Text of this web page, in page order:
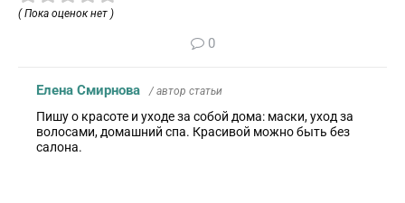
( Пока оценок нет )
0
Елена Смирнова / автор статьи
Пишу о красоте и уходе за собой дома: маски, уход за
волосами, домашний спа. Красивой можно быть без
салона.